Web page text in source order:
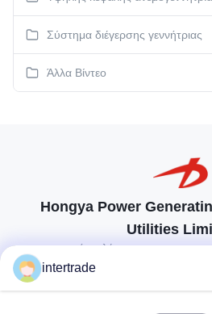
Σύστημα διέγερσης γεννήτριας
Άλλα Βίντεο
Hongya Power
Utilities
προσαρμοσμένες λύσεις για να
intertrade